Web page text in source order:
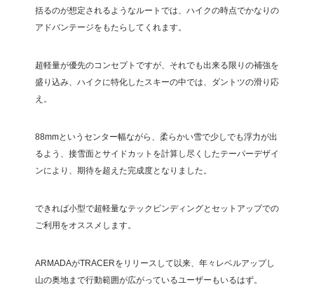
括るのが想定されるようなルートでは、ハイクの時点でかなりの
アドバンテージをもたらしてくれます。
超軽量が優先のコンセプトですが、それでも出来る限りの補強を
盛り込み、ハイクに特化したスキーの中では、ダントツの滑り応
え。
88mmというセンター幅ながら、柔らかい雪で少しでも浮力が出
るよう、接雪面とサイドカットを計算し尽くしたテーパーデザイ
ンにより、期待を超えた完成度となりました。
できれば小型で超軽量なテックビンディングとセットアップでの
ご利用をオススメします。
ARMADAがTRACERをリリースして以来、年々レベルアップし
山の奥地まで行動範囲が広がっているユーザーもいるはず。